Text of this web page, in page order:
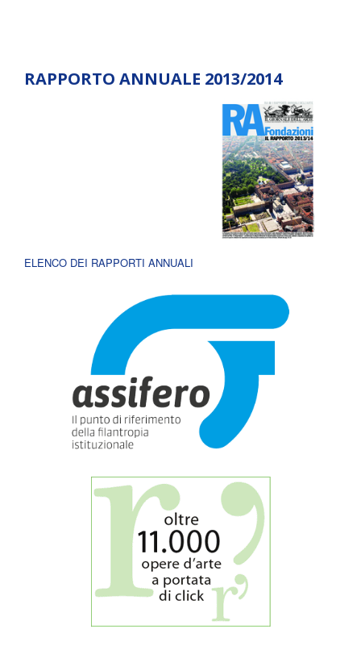
RAPPORTO ANNUALE 2013/2014
ELENCO DEI RAPPORTI ANNUALI